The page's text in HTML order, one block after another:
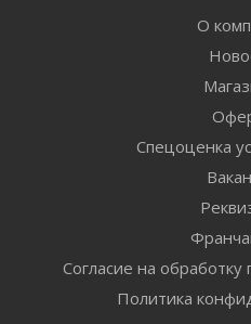
О
Спецоценка
Согласие на
Политика